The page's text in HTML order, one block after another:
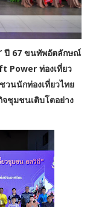
ปี 67 ขนทัพอัตลักษณ์
Power ท่องเที่ยว
นนักท่องเที่ยวไทย
จชุมชนเติบโตอย่าง